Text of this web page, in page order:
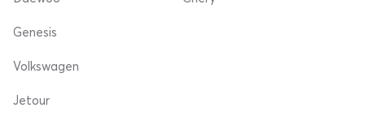
Genesis
Volkswagen
Jetour